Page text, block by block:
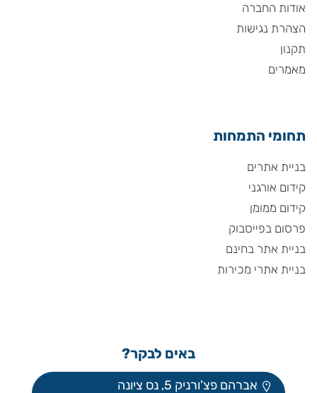
אודות החברה
הצהרת נגישות
תקנון
מאמרים
תחומי התמחות
בניית אתרים
קידום אורגני
קידום ממומן
פרסום בפייסבוק
בניית אתר בחינם
בניית אתרי מכירות
באים לבקר?
אברהם פצ'ורניק 5, נס ציונה